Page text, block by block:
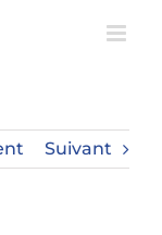
Suivant